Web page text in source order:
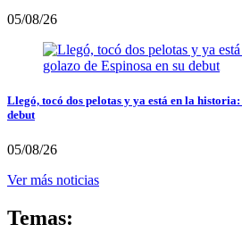
05/08/26
Llegó, tocó dos pelotas y ya está en la
debut
05/08/26
Ver más noticias
Temas: